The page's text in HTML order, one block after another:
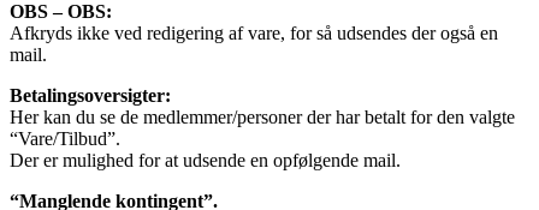
OBS – OBS:
Afkryds ikke ved redigering af vare, for så udsendes der også en
mail.
Betalingsoversigter:
Her kan du se de medlemmer/personer der har betalt for den valgte
“Vare/Tilbud”.
Der er mulighed for at udsende en opfølgende mail.
“Manglende kontingent”.